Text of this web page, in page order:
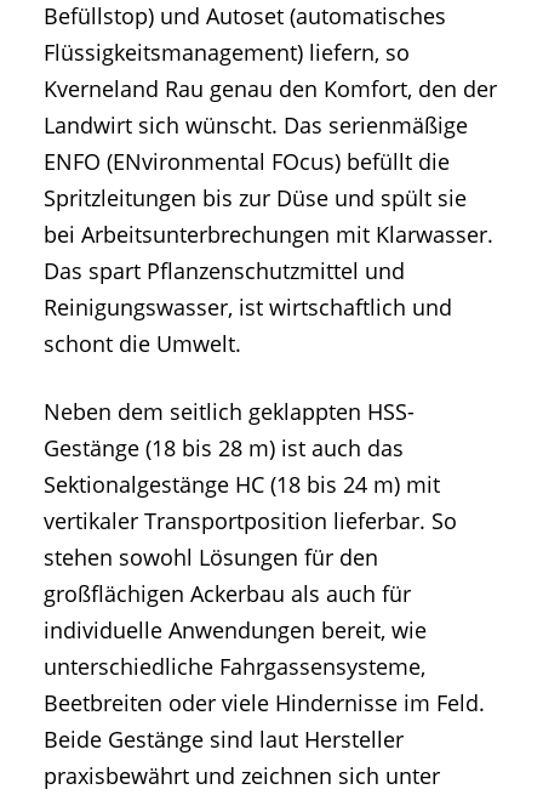
Befüllstop) und Autoset (automatisches
Flüssigkeitsmanagement) liefern, so
Kverneland Rau genau den Komfort, den der
Landwirt sich wünscht. Das serienmäßige
ENFO (ENvironmental FOcus) befüllt die
Spritzleitungen bis zur Düse und spült sie
bei Arbeitsunterbrechungen mit Klarwasser.
Das spart Pflanzenschutzmittel und
Reinigungswasser, ist wirtschaftlich und
schont die Umwelt.
Neben dem seitlich geklappten HSS-
Gestänge (18 bis 28 m) ist auch das
Sektionalgestänge HC (18 bis 24 m) mit
vertikaler Transportposition lieferbar. So
stehen sowohl Lösungen für den
großflächigen Ackerbau als auch für
individuelle Anwendungen bereit, wie
unterschiedliche Fahrgassensysteme,
Beetbreiten oder viele Hindernisse im Feld.
Beide Gestänge sind laut Hersteller
praxisbewährt und zeichnen sich unter